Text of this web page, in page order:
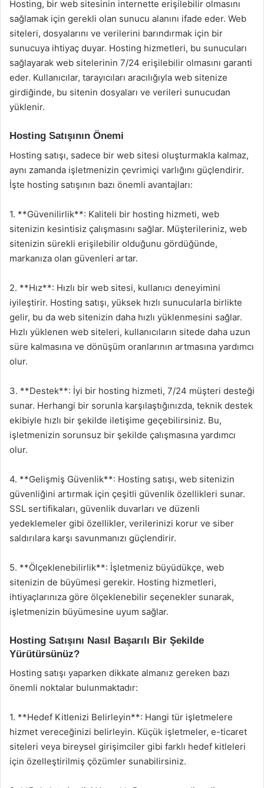
Hosting, bir web sitesinin internette erişilebilir olmasını
sağlamak için gerekli olan sunucu alanını ifade eder. Web
siteleri, dosyalarını ve verilerini barındırmak için bir
sunucuya ihtiyaç duyar. Hosting hizmetleri, bu sunucuları
sağlayarak web sitelerinin 7/24 erişilebilir olmasını garanti
eder. Kullanıcılar, tarayıcıları aracılığıyla web sitenize
girdiğinde, bu sitenin dosyaları ve verileri sunucudan
yüklenir.
Hosting Satışının Önemi
Hosting satışı, sadece bir web sitesi oluşturmakla kalmaz,
aynı zamanda işletmenizin çevrimiçi varlığını güçlendirir.
İşte hosting satışının bazı önemli avantajları:
1. **Güvenilirlik**: Kaliteli bir hosting hizmeti, web
sitenizin kesintisiz çalışmasını sağlar. Müşterileriniz, web
sitenizin sürekli erişilebilir olduğunu gördüğünde,
markanıza olan güvenleri artar.
2. **Hız**: Hızlı bir web sitesi, kullanıcı deneyimini
iyileştirir. Hosting satışı, yüksek hızlı sunucularla birlikte
gelir, bu da web sitenizin daha hızlı yüklenmesini sağlar.
Hızlı yüklenen web siteleri, kullanıcıların sitede daha uzun
süre kalmasına ve dönüşüm oranlarının artmasına yardımcı
olur.
3. **Destek**: İyi bir hosting hizmeti, 7/24 müşteri desteği
sunar. Herhangi bir sorunla karşılaştığınızda, teknik destek
ekibiyle hızlı bir şekilde iletişime geçebilirsiniz. Bu,
işletmenizin sorunsuz bir şekilde çalışmasına yardımcı
olur.
4. **Gelişmiş Güvenlik**: Hosting satışı, web sitenizin
güvenliğini artırmak için çeşitli güvenlik özellikleri sunar.
SSL sertifikaları, güvenlik duvarları ve düzenli
yedeklemeler gibi özellikler, verilerinizi korur ve siber
saldırılara karşı savunmanızı güçlendirir.
5. **Ölçeklenebilirlik**: İşletmeniz büyüdükçe, web
sitenizin de büyümesi gerekir. Hosting hizmetleri,
ihtiyaçlarınıza göre ölçeklenebilir seçenekler sunarak,
işletmenizin büyümesine uyum sağlar.
Hosting Satışını Nasıl Başarılı Bir Şekilde
Yürütürsünüz?
Hosting satışı yaparken dikkate almanız gereken bazı
önemli noktalar bulunmaktadır:
1. **Hedef Kitlenizi Belirleyin**: Hangi tür işletmelere
hizmet vereceğinizi belirleyin. Küçük işletmeler, e-ticaret
siteleri veya bireysel girişimciler gibi farklı hedef kitleleri
için özelleştirilmiş çözümler sunabilirsiniz.